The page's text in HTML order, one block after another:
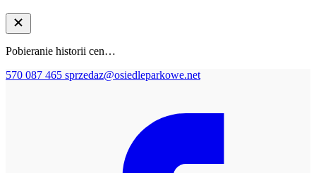
Pobieranie historii cen…
570 087 465 sprzedaz@osiedleparkowe.net